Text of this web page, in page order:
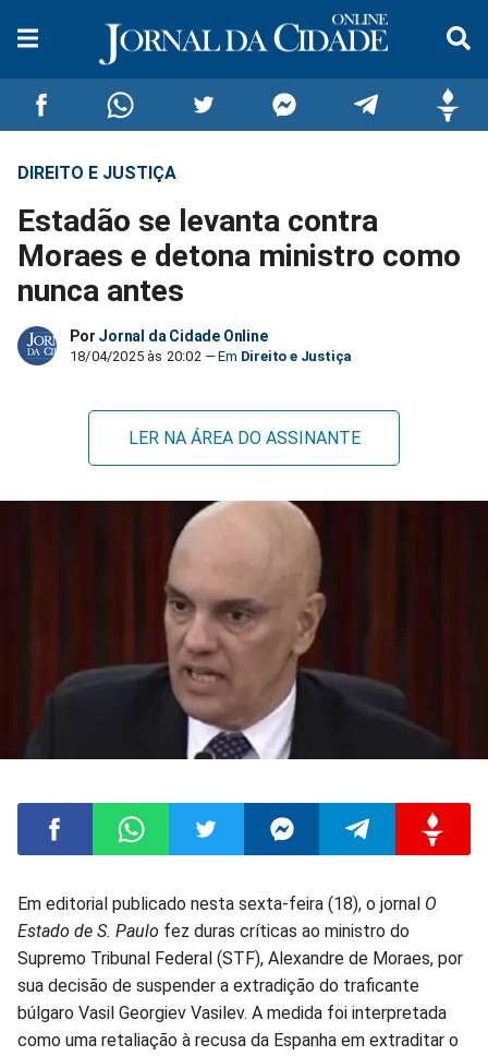
Compartilhar
no
Facebook
Compartilhar
no
Whatsapp
Compartilhar
no
Twitter
no
no
DIREITO E JUSTIÇA
Estadão se levanta contra
Moraes e detona ministro como
nunca antes
Por Jornal da Cidade Online
18/04/2025 às 20:02 Direito e Justiça
LER NA ÁREA DO ASSINANTE
Compartilhar
no
Facebook
Compartilhar
no
Whatsapp
Compartilhar
no
Twitter
Compartilhar
no
Messenger
Compartilhar
no
Telegram
no
Gettr
Em editorial publicado nesta sexta-feira (18), o jornal O
Estado de S. Paulo fez duras críticas ao ministro do
Supremo Tribunal Federal (STF), Alexandre de Moraes, por
sua decisão de suspender a extradição do traficante
búlgaro Vasil Georgiev Vasilev. A medida foi interpretada
como uma retaliação à recusa da Espanha em extraditar o